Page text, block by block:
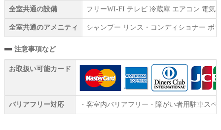
全室共通の設備 フリーWI‐FI テレビ 冷蔵庫 エアコン 電気
全室共通のアメニティ シャンプー リンス・コンディショナー ボ
注意事項など
お取扱い可能カード
バリアフリー対応 ・客室内バリアフリー・障がい者用駐車ス